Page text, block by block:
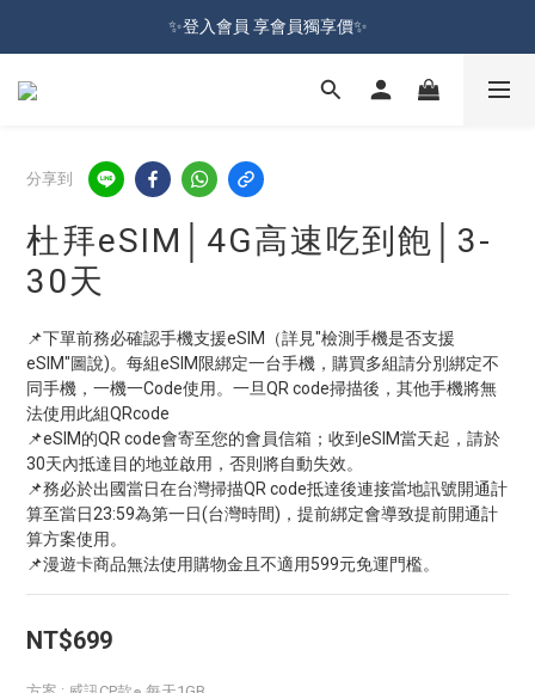
加入會員就送100元購物金 | 全館購物滿＄599 免運
✨登入會員 享會員獨享價✨
✅訂閱訂單通知 進度及時掌握
分享到
杜拜eSIM│4G高速吃到飽│3-
30天
📌下單前務必確認手機支援eSIM（詳見"檢測手機是否支援
eSIM"圖說)。每組eSIM限綁定一台手機，購買多組請分別綁定不
同手機，一機一Code使用。一旦QR code掃描後，其他手機將無
法使用此組QRcode
📌eSIM的QR code會寄至您的會員信箱；收到eSIM當天起，請於
30天內抵達目的地並啟用，否則將自動失效。
📌務必於出國當日在台灣掃描QR code抵達後連接當地訊號開通計
算至當日23:59為第一日(台灣時間)，提前綁定會導致提前開通計
算方案使用。
📌漫遊卡商品無法使用購物金且不適用599元免運門檻。
NT$699